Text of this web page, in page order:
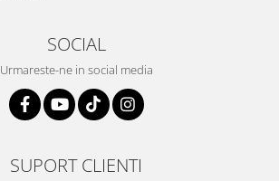
SOCIAL
Urmareste-ne in social media
SUPORT CLIENTI